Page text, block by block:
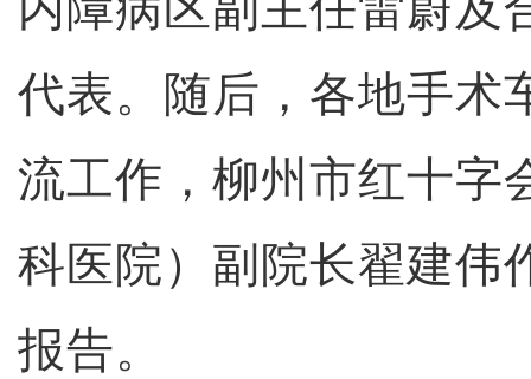
代表。随后，各地手术
流工作，柳州市红十字
科医院）副院长翟建伟
报告。